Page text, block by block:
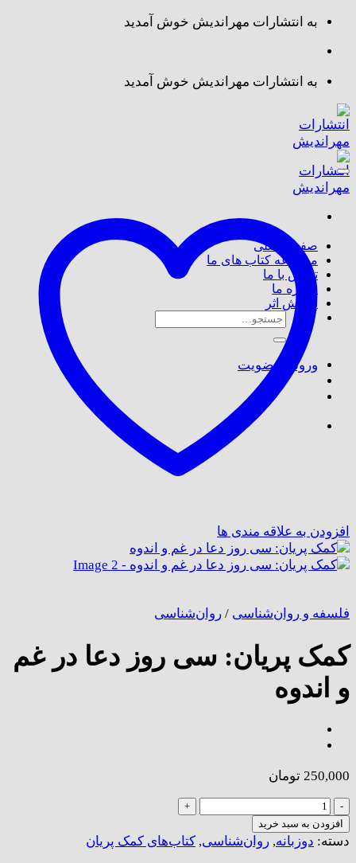
Skip
content
به انتشارات مهراندیش خوش آمدید
به انتشارات مهراندیش خوش آمدید
صفحه اصلی
مجموعه کتاب های ما
تماس با ما
درباره ما
پذیرش اثر
جستجو
برای:
ورود / عضویت
افزودن به علاقه مندی ها
فلسفه و روان‌شناسی / روان‌شناسی
کمک پریان: سی روز دعا در غم
و اندوه
250,000 تومان
کمک
پریان:
سی
افزودن به سبد خرید
دسته: دوزبانه, روان‌شناسی, کتاب‌های کمک پریان